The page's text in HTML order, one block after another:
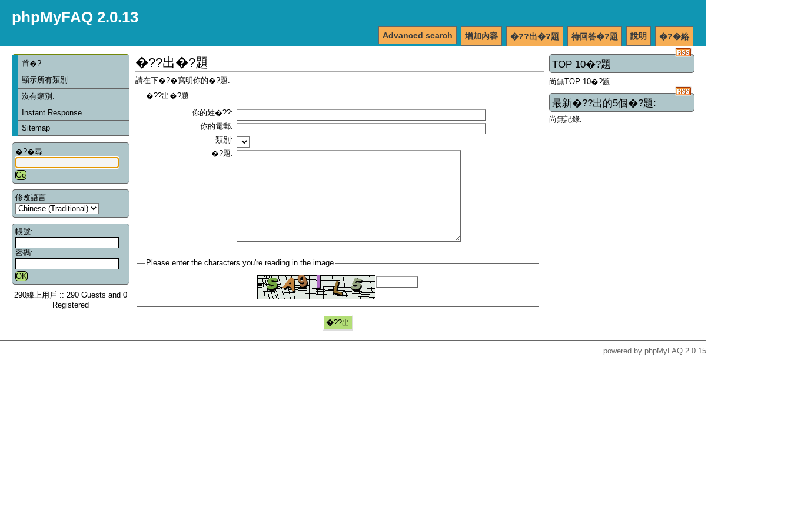
phpMyFAQ 2.0.13
�?�絡
說明
待回答�?題
�??出�?題
增加內容
Advanced search
首�?
顯示所有類別
沒有類別.
Instant Response
Sitemap
�?�尋
修改語言
帳號:
密碼:
290線上用戶 :: 290 Guests and 0
Registered
TOP 10�?題
尚無TOP 10�?題.
最新�??出的5個�?題:
尚無記錄.
�??出�?題
請在下�?�寫明你的�?題:
�??出�?題
你的姓�??:
你的電郵:
類別:
�?題:
Please enter the characters you're reading in the image
powered by phpMyFAQ 2.0.15